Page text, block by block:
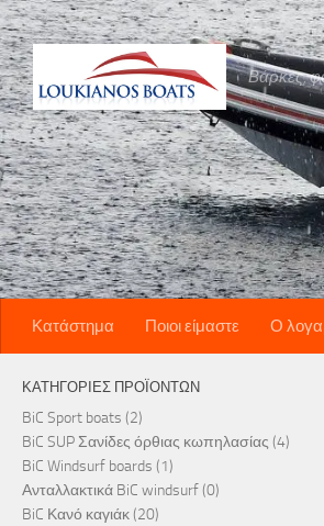
Skip to content
Βάρκες,
Κατάστημα Ποιοι είμαστε Ο
ΚΑΤΗΓΟΡΊΕΣ ΠΡΟΪΌΝΤΩΝ
BiC Sport boats (2)
BiC SUP Σανίδες όρθιας κωπηλασίας (4)
BiC Windsurf boards (1)
Ανταλλακτικά BiC windsurf(0)
BiC Κανό καγιάκ(20)